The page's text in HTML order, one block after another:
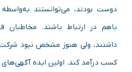
دوست بودند، می‌توانستند
باهم در ارتباط باشند.
داشتند، ولی هنوز مشخص نبود
کسب درآمد کند. اولین ایده آگهی‌های